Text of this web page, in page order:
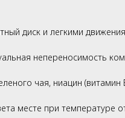
диск и легкими
непереносимость
чая, ниацин
месте при температуре